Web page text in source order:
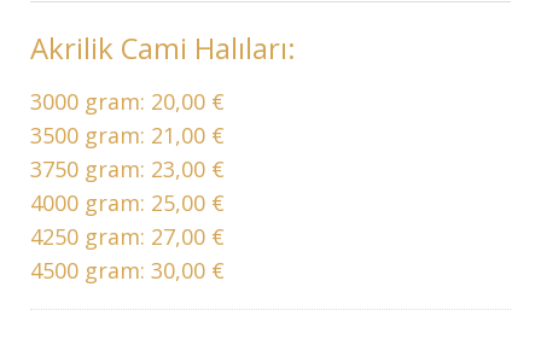
Akrilik Cami Halıları:
3000 gram: 20,00 €
3500 gram: 21,00 €
3750 gram: 23,00 €
4000 gram: 25,00 €
4250 gram: 27,00 €
4500 gram: 30,00 €